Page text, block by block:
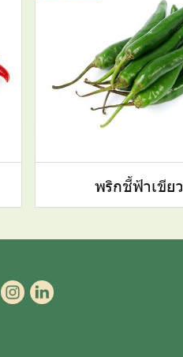
พริกชี้ฟ้าเขียว